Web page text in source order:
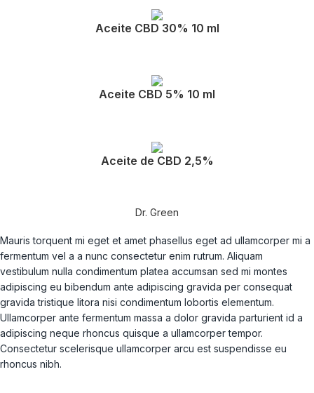
Aceite CBD 30% 10 ml
Aceite CBD 5% 10 ml
Aceite de CBD 2,5%
Dr. Green
Mauris torquent mi eget et amet phasellus eget ad ullamcorper mi a
fermentum vel a a nunc consectetur enim rutrum. Aliquam
vestibulum nulla condimentum platea accumsan sed mi montes
adipiscing eu bibendum ante adipiscing gravida per consequat
gravida tristique litora nisi condimentum lobortis elementum.
Ullamcorper ante fermentum massa a dolor gravida parturient id a
adipiscing neque rhoncus quisque a ullamcorper tempor.
Consectetur scelerisque ullamcorper arcu est suspendisse eu
rhoncus nibh.